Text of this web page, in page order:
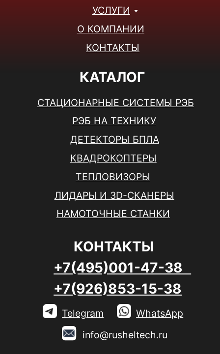
© 2025, ООО "РУСХЕЛТЕХ" Все права защищены.
Политика конфиденциальности
ПН-ПТ: 9:00 - 18:00
СБ-ВС: ВЫХОДНОЙ
info@rusheltech.ru
WhatsApp